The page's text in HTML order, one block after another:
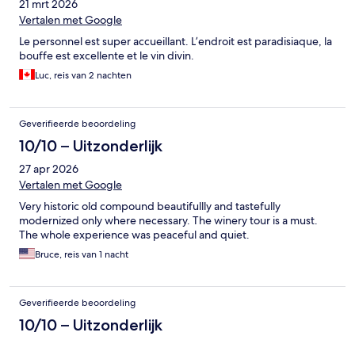
21 mrt 2026
Vertalen met Google
Le personnel est super accueillant. L’endroit est paradisiaque, la
bouffe est excellente et le vin divin.
Luc, reis van 2 nachten
Geverifieerde beoordeling
10/10 – Uitzonderlijk
27 apr 2026
Vertalen met Google
Very historic old compound beautifullly and tastefully
modernized only where necessary. The winery tour is a must.
The whole experience was peaceful and quiet.
Bruce, reis van 1 nacht
Geverifieerde beoordeling
10/10 – Uitzonderlijk